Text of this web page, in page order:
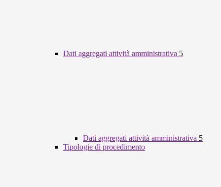
Dati aggregati attività amministrativa 5
Dati aggregati attività amministrativa 5
Tipologie di procedimento